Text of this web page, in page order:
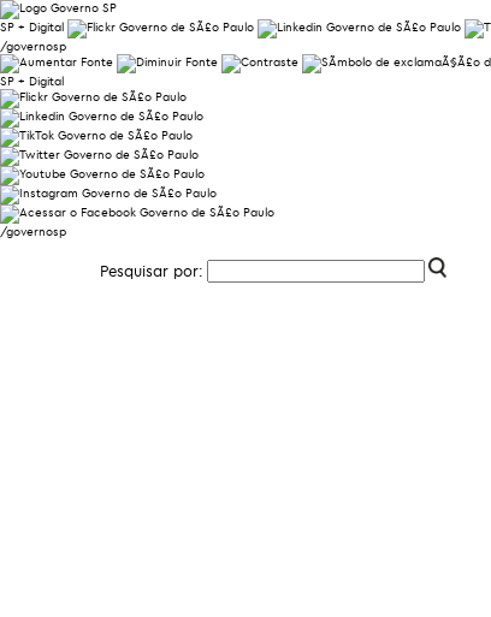
SP + Digital
/governosp
SP + Digital
/governosp
Pesquisar por: